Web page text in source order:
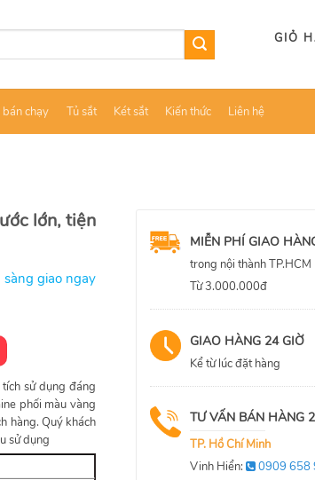
bán chạy Tủ sắt Két sắt Kiến thức Liên hệ
lớn, tiện
sàng giao ngay
sử dụng đáng
phối màu vàng
hàng. Quý khách
sử dụng
MIỄN PHÍ GIAO
trong nội thành TP.HCM
Từ 3.000.000đ
GIAO HÀNG 24 GIỜ
Kể từ lúc đặt hàng
TƯ VẤN BÁN HÀNG
TP. Hồ Chí Minh
Vinh Hiển:
0909 658